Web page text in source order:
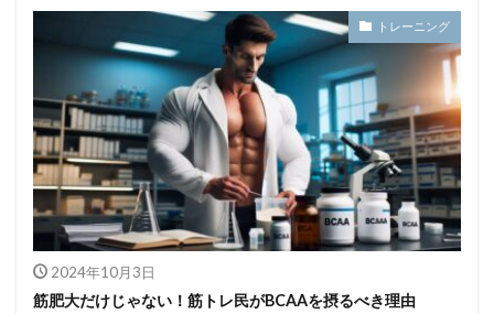
トレーニング
2024年10月3日
筋肥大だけじゃない！筋トレ民がBCAAを摂るべき理由